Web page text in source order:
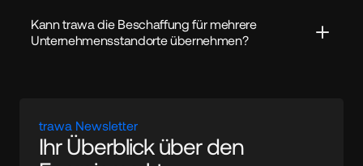
Kann trawa die Beschaffung für mehrere
Unternehmensstandorte übernehmen?
trawa Newsletter
Ihr Überblick über den